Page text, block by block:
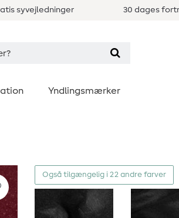
syvejledninger 30 dages
Yndlingsmærker
Også tilgængelig i 22 andre farver